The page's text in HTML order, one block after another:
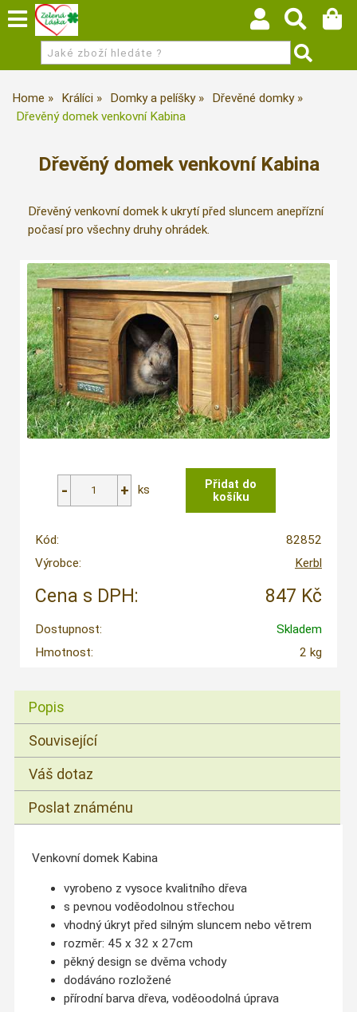
Home Králíci Domky a pelíšky
Dřevěné domky
Dřevěný domek venkovní Kabina
Dřevěný domek venkovní Kabina
Dřevěný venkovní domek k ukrytí před sluncem anepřízní
počasí pro všechny druhy ohrádek.
ks
Kód:
82852
Výrobce:
Kerbl
Cena s DPH: 847 Kč
Dostupnost:
Skladem
Hmotnost:
2 kg
Popis
Související
Váš dotaz
Poslat známénu
Venkovní domek Kabina
vyrobeno z vysoce kvalitního dřeva
s pevnou voděodolnou střechou
vhodný úkryt před silným sluncem nebo větrem
rozměr: 45 x 32 x 27cm
pěkný design se dvěma vchody
dodáváno rozložené
přírodní barva dřeva, voděoodolná úprava